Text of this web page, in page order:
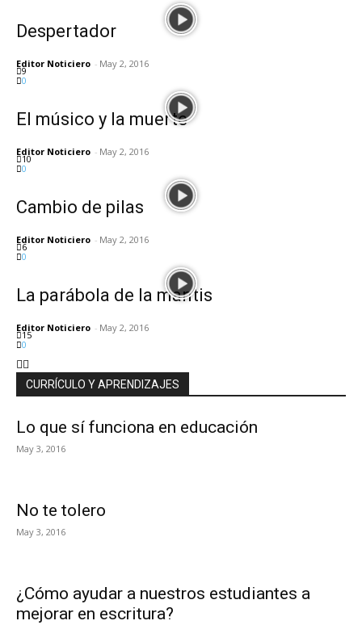
Despertador
Editor Noticiero - May 2, 2016
9
0
El músico y la muerte
Editor Noticiero - May 2, 2016
10
0
Cambio de pilas
Editor Noticiero - May 2, 2016
6
0
La parábola de la mantis
Editor Noticiero - May 2, 2016
15
0
CURRÍCULO Y APRENDIZAJES
Lo que sí funciona en educación
May 3, 2016
No te tolero
May 3, 2016
¿Cómo ayudar a nuestros estudiantes a
mejorar en escritura?